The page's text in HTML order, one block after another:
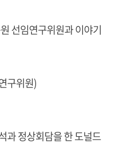
선임연구위원과 이야기
구위원)
과 정상회담을 한 도널드